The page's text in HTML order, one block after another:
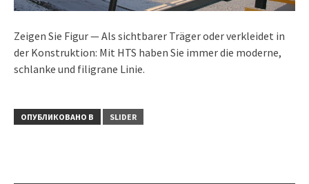
Zeigen Sie Figur — Als sichtbarer Träger oder verkleidet in
der Konstruktion: Mit HTS haben Sie immer die moderne,
schlanke und filigrane Linie.
ОПУБЛИКОВАНО В SLIDER